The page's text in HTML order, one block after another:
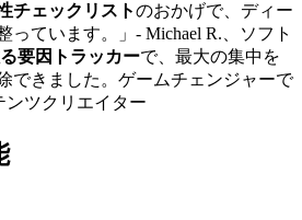
チェックリストのおかげで、ディー
っています。」- Michael R.、ソフト
要因トラッカーで、最大の集中を
できました。ゲームチェンジャーで
ンツクリエイター